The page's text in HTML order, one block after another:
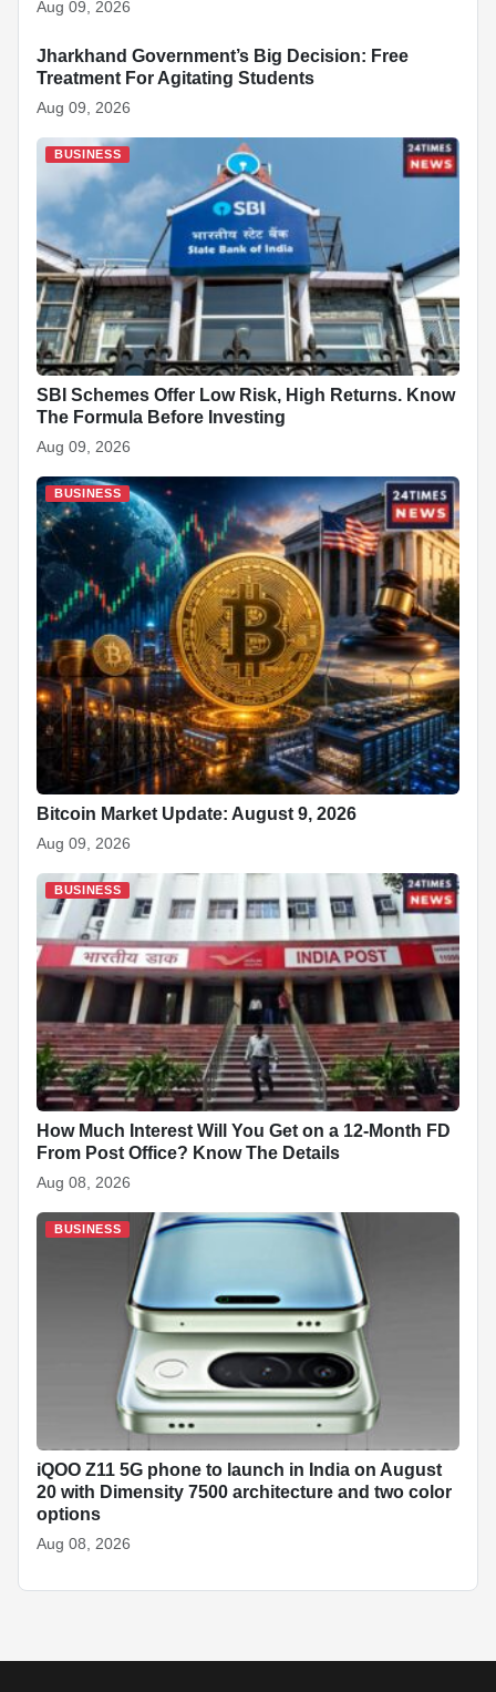
Aug 09, 2026
BUSINESS
Jharkhand Government’s Big Decision: Free
Treatment For Agitating Students
Aug 09, 2026
BUSINESS
SBI Schemes Offer Low Risk, High Returns. Know
The Formula Before Investing
Aug 09, 2026
BUSINESS
Bitcoin Market Update: August 9, 2026
Aug 09, 2026
BUSINESS
How Much Interest Will You Get on a 12-Month FD
From Post Office? Know The Details
Aug 08, 2026
BUSINESS
iQOO Z11 5G phone to launch in India on August
20 with Dimensity 7500 architecture and two color
options
Aug 08, 2026